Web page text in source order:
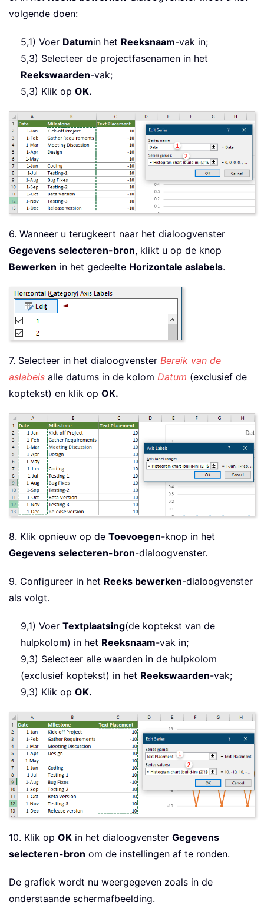
volgende doen:
5,1) Voer Datumin het Reeksnaam-vak in;
5,3) Selecteer de projectfasenamen in het
Reekswaarden-vak;
5,3) Klik op OK.
6. Wanneer u terugkeert naar het dialoogvenster
Gegevens selecteren-bron, klikt u op de knop
Bewerken in het gedeelte Horizontale aslabels.
7. Selecteer in het dialoogvenster Bereik van de
aslabels alle datums in de kolom Datum (exclusief de
koptekst) en klik op OK.
8. Klik opnieuw op de Toevoegen-knop in het
Gegevens selecteren-bron-dialoogvenster.
9. Configureer in het Reeks bewerken-dialoogvenster
als volgt.
9,1) Voer Textplaatsing(de koptekst van de
hulpkolom) in het Reeksnaam-vak in;
9,3) Selecteer alle waarden in de hulpkolom
(exclusief koptekst) in het Reekswaarden-vak;
9,3) Klik op OK.
10. Klik op OK in het dialoogvenster Gegevens
selecteren-bron om de instellingen af te ronden.
De grafiek wordt nu weergegeven zoals in de
onderstaande schermafbeelding.